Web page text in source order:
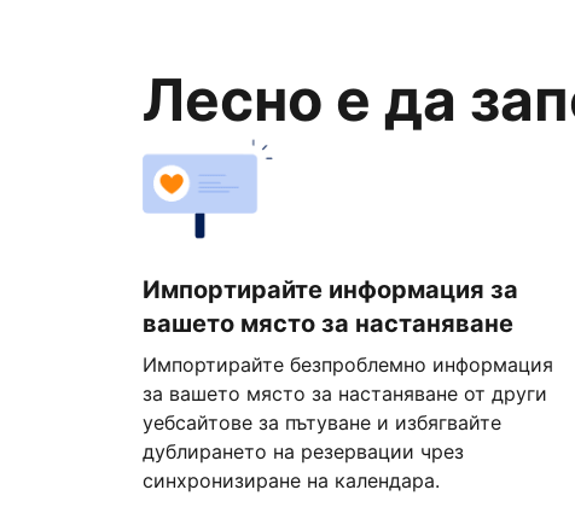
Лесно е да
Импортирайте информация за
вашето място за настаняване
Импортирайте безпроблемно информация
за вашето място за настаняване от други
уебсайтове за пътуване и избягвайте
дублирането на резервации чрез
синхронизиране на календара.